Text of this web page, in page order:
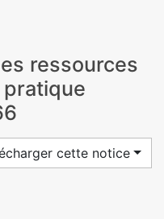
ressources
cette notice